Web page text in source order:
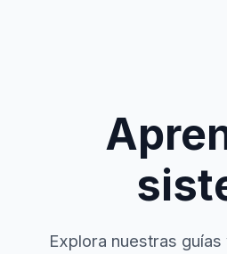
Explora nuestras